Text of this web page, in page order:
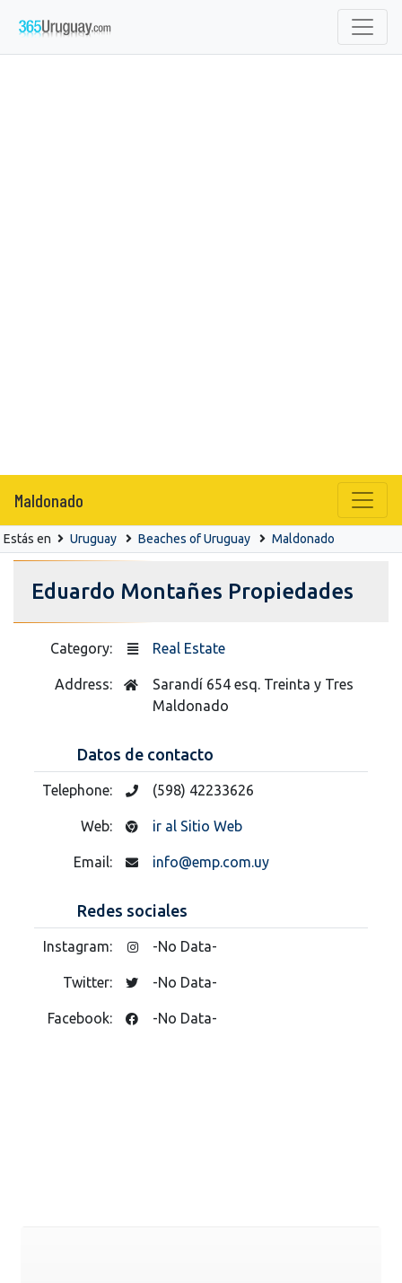
Maldonado
Estás en Uruguay Beaches of Uruguay Maldonado
Eduardo Montañes Propiedades
Category: Real Estate
Address:
Sarandí 654 esq. Treinta y Tres
Maldonado
Datos de contacto
Telephone: (598) 42233626
Web: ir al Sitio Web
Email: info@emp.com.uy
Redes sociales
Instagram: -No Data-
Twitter: -No Data-
Facebook: -No Data-